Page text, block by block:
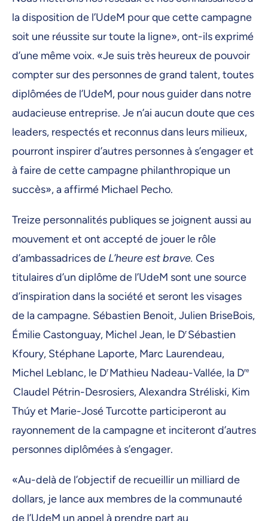
la disposition de l’UdeM pour que cette campagne
soit une réussite sur toute la ligne», ont-ils exprimé
d’une même voix. «Je suis très heureux de pouvoir
compter sur des personnes de grand talent, toutes
diplômées de l’UdeM, pour nous guider dans notre
audacieuse entreprise. Je n’ai aucun doute que ces
leaders, respectés et reconnus dans leurs milieux,
pourront inspirer d’autres personnes à s’engager et
à faire de cette campagne philanthropique un
succès», a affirmé Michael Pecho.
Treize personnalités publiques se joignent aussi au
mouvement et ont accepté de jouer le rôle
d’ambassadrices de L’heure est brave. Ces
titulaires d’un diplôme de l’UdeM sont une source
d’inspiration dans la société et seront les visages
de la campagne. Sébastien Benoit, Julien BriseBois,
Émilie Castonguay, Michel Jean, le DrSébastien
Kfoury, Stéphane Laporte, Marc Laurendeau,
Michel Leblanc, le DrMathieu Nadeau-Vallée, la Dre
Claudel Pétrin-Desrosiers, Alexandra Stréliski, Kim
Thúy et Marie-José Turcotte participeront au
rayonnement de la campagne et inciteront d’autres
personnes diplômées à s’engager.
«Au-delà de l’objectif de recueillir un milliard de
dollars, je lance aux membres de la communauté
de l’UdeM un appel à prendre part au